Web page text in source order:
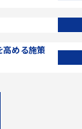
高める施策